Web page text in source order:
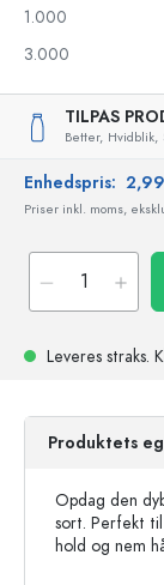
1.000
3.000
TILPAS
Better, Hvidblik,
Enhedspris:
Priser inkl. moms,
Leveres straks.
Produktets
Opdag den
sort. Perfekt
hold og nem